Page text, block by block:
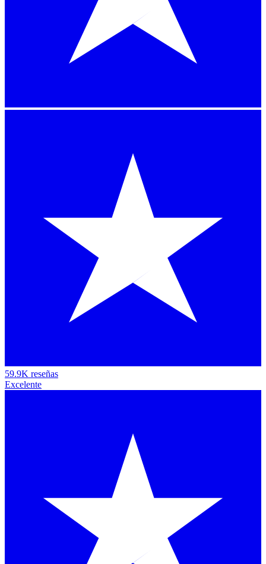
59.9K reseñas
Excelente